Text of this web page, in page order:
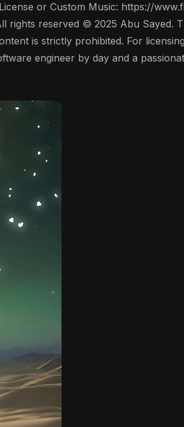
or Custom Music: https://
rights reserved © 2025 Abu Sayed.
is strictly prohibited. For
engineer by day and a